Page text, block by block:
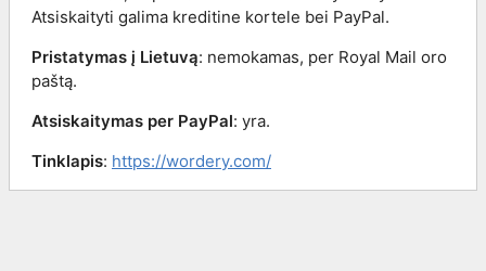
Atsiskaityti galima kreditine kortele bei PayPal.
Pristatymas į Lietuvą: nemokamas, per Royal Mail oro
paštą.
Atsiskaitymas per PayPal: yra.
Tinklapis: https://wordery.com/